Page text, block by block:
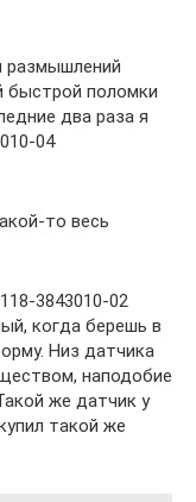
размышлений
быстрой поломки
два раза я
04
то весь
3843010-02
когда берешь в
Низ датчика
наподобие
же датчик у
такой же